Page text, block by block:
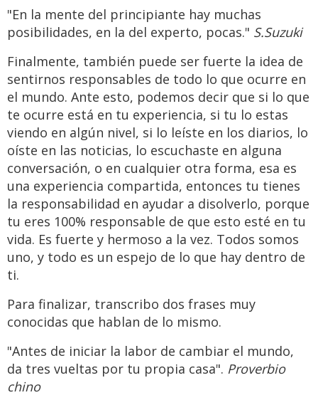
"En la mente del principiante hay muchas
posibilidades, en la del experto, pocas." S.Suzuki
Finalmente, también puede ser fuerte la idea de
sentirnos responsables de todo lo que ocurre en
el mundo. Ante esto, podemos decir que si lo que
te ocurre está en tu experiencia, si tu lo estas
viendo en algún nivel, si lo leíste en los diarios, lo
oíste en las noticias, lo escuchaste en alguna
conversación, o en cualquier otra forma, esa es
una experiencia compartida, entonces tu tienes
la responsabilidad en ayudar a disolverlo, porque
tu eres 100% responsable de que esto esté en tu
vida. Es fuerte y hermoso a la vez. Todos somos
uno, y todo es un espejo de lo que hay dentro de
ti.
Para finalizar, transcribo dos frases muy
conocidas que hablan de lo mismo.
"Antes de iniciar la labor de cambiar el mundo,
da tres vueltas por tu propia casa". Proverbio
chino